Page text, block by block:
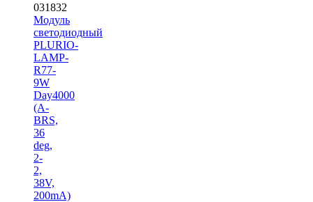
031832
Модуль
светодиодный
PLURIO-
LAMP-
R77-
9W
Day4000
(A-
BRS,
36
deg,
2-
2,
38V,
200mA)